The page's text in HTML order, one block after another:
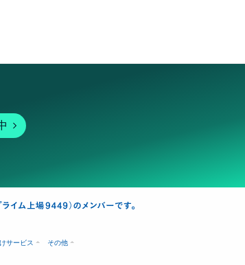
サービス その他